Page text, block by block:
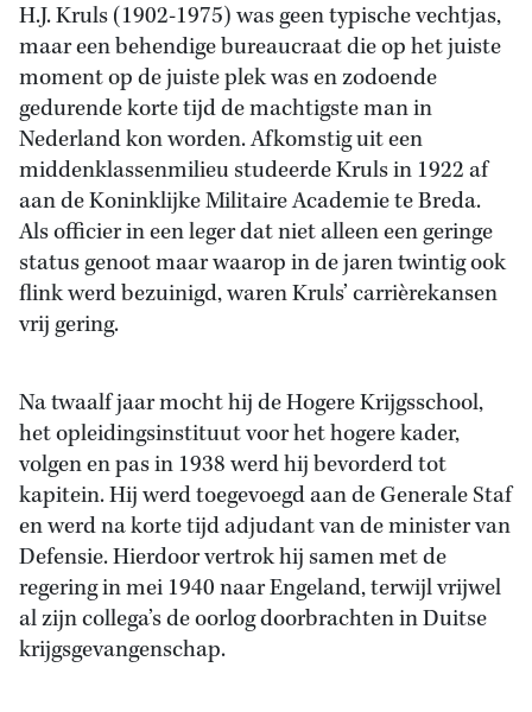
H.J. Kruls (1902-1975) was geen typische vechtjas,
maar een behendige bureaucraat die op het juiste
moment op de juiste plek was en zodoende
gedurende korte tijd de machtigste man in
Nederland kon worden. Afkomstig uit een
middenklassenmilieu studeerde Kruls in 1922 af
aan de Koninklijke Militaire Academie te Breda.
Als officier in een leger dat niet alleen een geringe
status genoot maar waarop in de jaren twintig ook
flink werd bezuinigd, waren Kruls’ carrièrekansen
vrij gering.
Na twaalf jaar mocht hij de Hogere Krijgsschool,
het opleidingsinstituut voor het hogere kader,
volgen en pas in 1938 werd hij bevorderd tot
kapitein. Hij werd toegevoegd aan de Generale Staf
en werd na korte tijd adjudant van de minister van
Defensie. Hierdoor vertrok hij samen met de
regering in mei 1940 naar Engeland, terwijl vrijwel
al zijn collega’s de oorlog doorbrachten in Duitse
krijgsgevangenschap.